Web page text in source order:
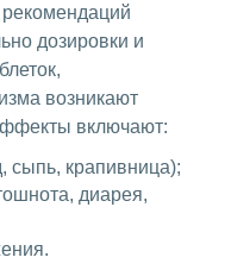
дозировки и
возникают
включают:
сыпь, крапивница);
диарея,